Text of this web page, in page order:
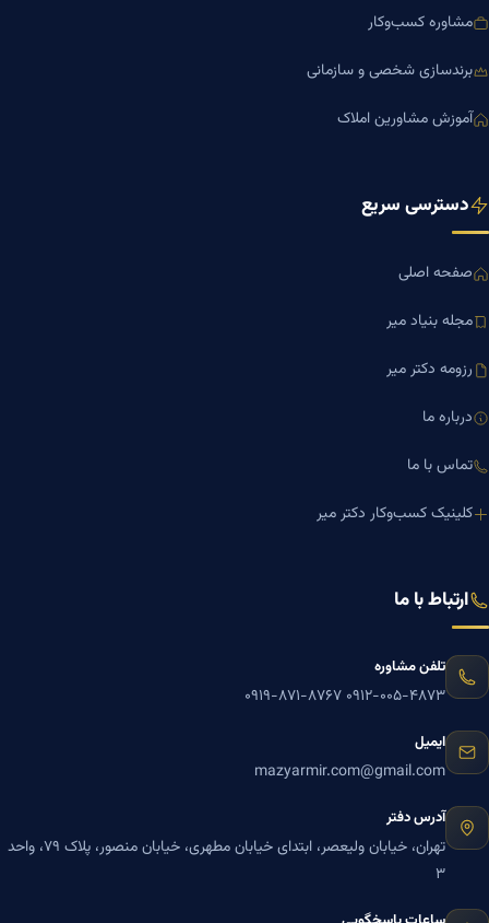
مشاوره کسب‌وکار
برندسازی شخصی و سازمانی
آموزش مشاورین املاک
دسترسی سریع
صفحه اصلی
مجله بنیاد میر
رزومه دکتر میر
درباره ما
تماس با ما
کلینیک کسب‌وکار دکتر میر
ارتباط با ما
تلفن مشاوره
۰۹۱۲-۰۰۵-۴۸۷۳ ۰۹۱۹-۸۷۱-۸۷۶۷
ایمیل
mazyarmir.com@gmail.com
آدرس دفتر
تهران، خیابان ولیعصر، ابتدای خیابان مطهری، خیابان منصور، پلاک ۷۹، واحد
۳